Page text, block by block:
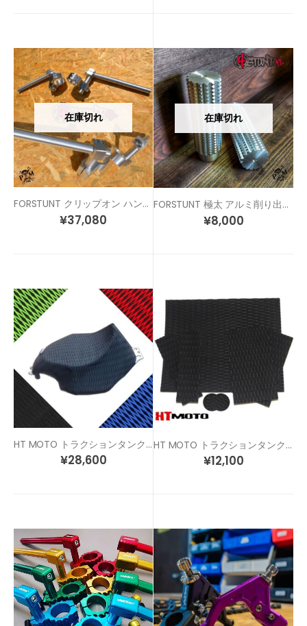
在庫切れ
FORSTUNT クリップオン ハンドル
¥37,080
在庫切れ
FORSTUNT 極太 アルミ削り出し スタント 汎用 ステップ ペグ
¥8,000
HT MOTO トラクションタンクパッド タンクフルカバータイプ
¥28,600
HT MOTO トラクションタンクパッド (40cm x 50cm)
¥12,100